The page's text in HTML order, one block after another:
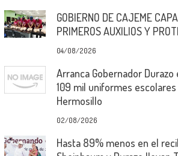
GOBIERNO DE CAJEME
PRIMEROS AUXILIOS Y
04/08/2026
Arranca Gobernador
109 mil uniformes
Hermosillo
02/08/2026
Hasta 89% menos en el